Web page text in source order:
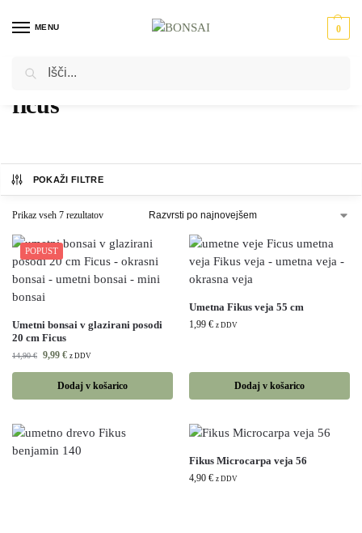
MENU 0
Domov Izdelki označeni z “ficus”
ficus
POKAŽI FILTRE
Prikaz vseh 7 rezultatov
POPUST
Umetni bonsai v glazirani posodi
20 cm Ficus
14,90€ 9,99 € z DDV
Dodaj v košarico
Umetna Fikus veja 55 cm
1,99 € z DDV
Dodaj v košarico
Fikus Microcarpa veja 56
4,90 € z DDV